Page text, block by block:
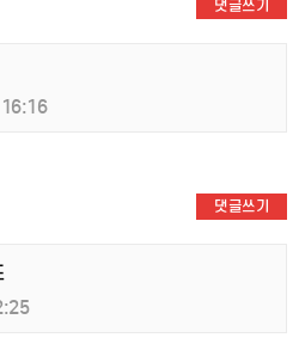
댓글쓰기
댓글쓰기